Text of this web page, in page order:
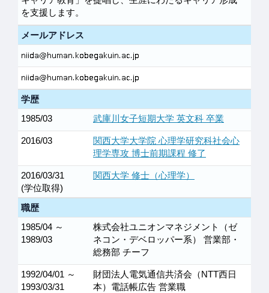
を支援します。
メールアドレス
学歴
1985/03
武庫川女子短期大学 英文科 卒業
2016/03
関西大学大学院 心理学研究科社会心
理学専攻 博士前期課程 修了
2016/03/31
(学位取得)
関西大学 修士（心理学）
職歴
1985/04 ～
1989/03
株式会社ユニオンマネジメント（ゼ
ネコン・デベロッパー系） 営業部・
総務部 チーフ
1992/04/01 ～
1993/03/31
財団法人電気通信共済会（NTT西日
本）電話帳広告 営業職